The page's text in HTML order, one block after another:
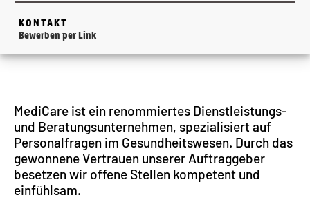
KONTAKT
Bewerben per Link
MediCare ist ein renommiertes Dienstleistungs-
und Beratungsunternehmen, spezialisiert auf
Personalfragen im Gesundheitswesen. Durch das
gewonnene Vertrauen unserer Auftraggeber
besetzen wir offene Stellen kompetent und
einfühlsam.